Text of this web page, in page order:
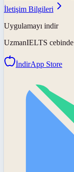
İletişim Bilgileri
Uygulamayı indir
UzmanIELTS
İndirApp Store